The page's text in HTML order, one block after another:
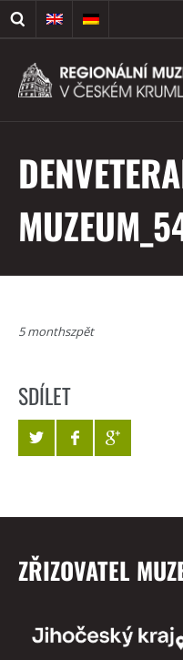
5 monthszpět
SDÍLET
ZŘIZOVATEL